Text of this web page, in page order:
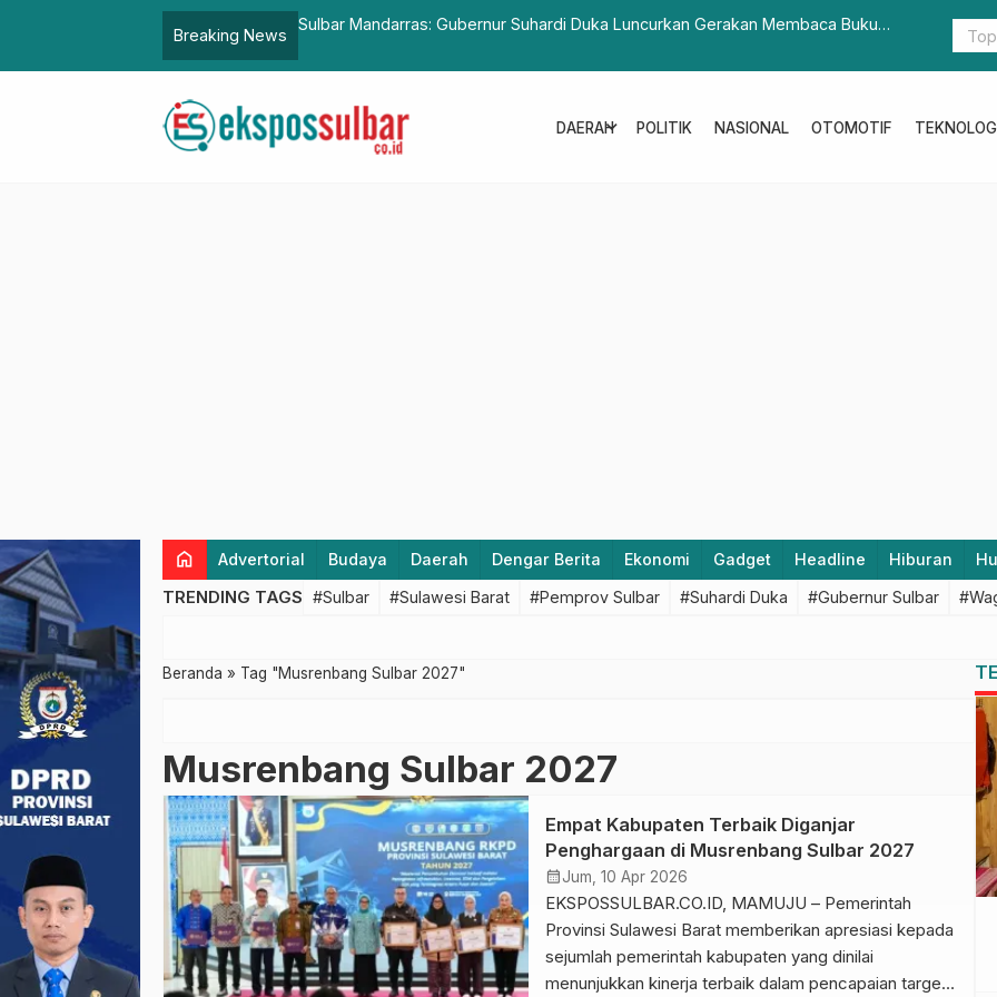
Breaking News
Sulbar Mandarras: Gubernur Suhardi Duka Luncurkan Gerakan Membaca Buku
Presiden
DAERAH
expand_more POLITIK NASIONAL OTOMOTIF
home Advertorial Budaya Daerah Dengar Berita Ekonomi Gadget Headline Hiburan
TRENDING TAGS #Sulbar #Sulawesi Barat #Pemprov Sulbar #Suhardi Duka #Gubernur Sulbar
Beranda » Tag "Musrenbang Sulbar 2027"
Musrenbang Sulbar 2027
Empat Kabupaten Terbaik Diganjar
Penghargaan di Musrenbang Sulbar 2027
calendar_monthJum, 10 Apr 2026
EKSPOSSULBAR.CO.ID, MAMUJU – Pemerintah
Provinsi Sulawesi Barat memberikan apresiasi kepada
sejumlah pemerintah kabupaten yang dinilai
menunjukkan kinerja terbaik dalam pencapaian target